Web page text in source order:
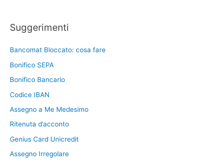
Suggerimenti
Bancomat Bloccato: cosa fare
Bonifico SEPA
Bonifico Bancario
Codice IBAN
Assegno a Me Medesimo
Ritenuta d’acconto
Genius Card Unicredit
Assegno Irregolare